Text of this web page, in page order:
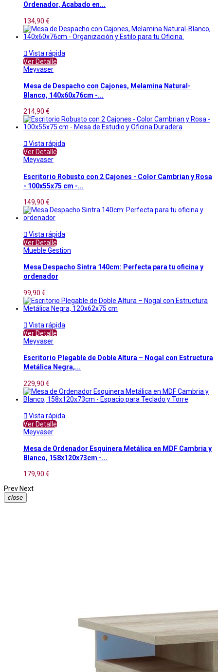
Ordenador, Acabado en...
134,90 €
 Vista rápida
Ver Detalle
Meyvaser
Mesa de Despacho con Cajones, Melamina Natural-
Blanco, 140x60x76cm -...
214,90 €
 Vista rápida
Ver Detalle
Meyvaser
Escritorio Robusto con 2 Cajones - Color Cambrian y Rosa
- 100x55x75 cm -...
149,90 €
 Vista rápida
Ver Detalle
Mueble Gestion
Mesa Despacho Sintra 140cm: Perfecta para tu oficina y
ordenador
99,90 €
 Vista rápida
Ver Detalle
Meyvaser
Escritorio Plegable de Doble Altura – Nogal con Estructura
Metálica Negra,...
229,90 €
 Vista rápida
Ver Detalle
Meyvaser
Mesa de Ordenador Esquinera Metálica en MDF Cambria y
Blanco, 158x120x73cm -...
179,90 €
Prev Next
close